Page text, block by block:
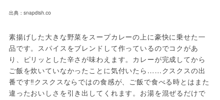
出典：snapdish.co
素揚げした大きな野菜をスープカレーの上に豪快に乗せた一
品です。スパイスをブレンドして作っているのでコクがあ
り、ピリッとした辛さが味わえます。カレーが完成してから
ご飯を炊いていなかったことに気付いたら……クスクスの出
番です‼クスクスならではの食感が、ご飯で食べる時とはまた
違ったおいしさを引き出してくれます。お湯を混ぜるだけで